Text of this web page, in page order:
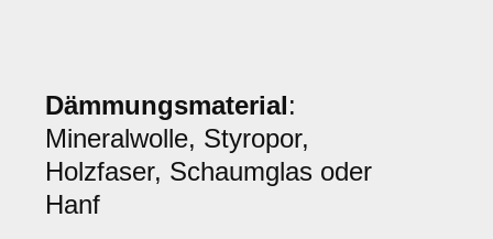
Dämmungsmaterial:
Mineralwolle, Styropor,
Holzfaser, Schaumglas oder
Hanf